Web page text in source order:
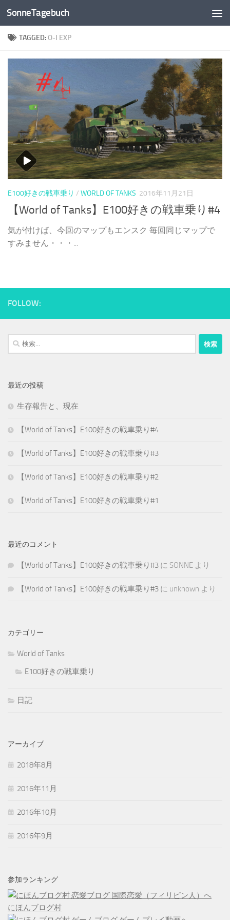
Skip to content
SonneTagebuch
TAGGED:O-I EXP
E100好きの戦車乗り / WORLD OF TANKS 2016年11月21日
【World of Tanks】E100好きの戦車乗り#4
気が付けば、今回のマップもエンスク 毎回同じマップで
すみません・・・...
FOLLOW:
検
索:
最近の投稿
生存報告と、現在
【World of Tanks】E100好きの戦車乗り#4
【World of Tanks】E100好きの戦車乗り#3
【World of Tanks】E100好きの戦車乗り#2
【World of Tanks】E100好きの戦車乗り#1
最近のコメント
【World of Tanks】E100好きの戦車乗り#3 に SONNE より
【World of Tanks】E100好きの戦車乗り#3 に unknown より
カテゴリー
World of Tanks
E100好きの戦車乗り
日記
アーカイブ
2018年8月
2016年11月
2016年10月
2016年9月
参加ランキング
にほんブログ村